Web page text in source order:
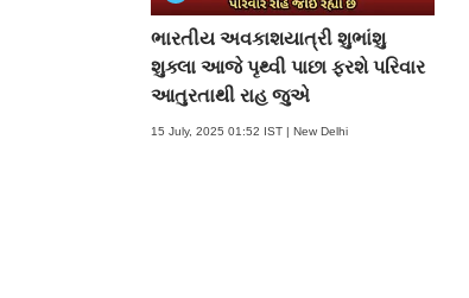
ભારતીય અવકાશયાત્રી શુભાંશુ
શુક્લા આજે પૃથ્વી પાછા ફરશે પરિવાર
આતુરતાથી રાહ જુએ
15 July, 2025 01:52 IST | New Delhi